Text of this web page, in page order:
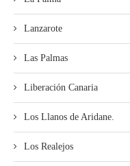
Lanzarote
Las Palmas
Liberación Canaria
Los Llanos de Aridane.
Los Realejos